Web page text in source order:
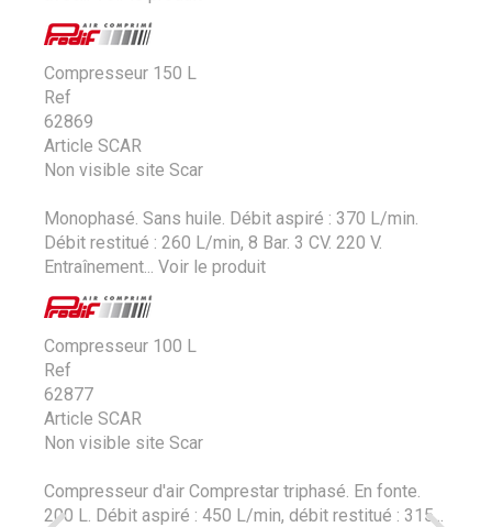
Compresseur 150 L
Ref
62869
Article SCAR
Non visible site Scar
Monophasé. Sans huile. Débit aspiré : 370 L/min.
Débit restitué : 260 L/min, 8 Bar. 3 CV. 220 V.
Entraînement...
Voir le produit
Compresseur 100 L
Ref
62877
Article SCAR
Non visible site Scar
Compresseur d'air Comprestar triphasé. En fonte.
200 L. Débit aspiré : 450 L/min, débit restitué : 315...